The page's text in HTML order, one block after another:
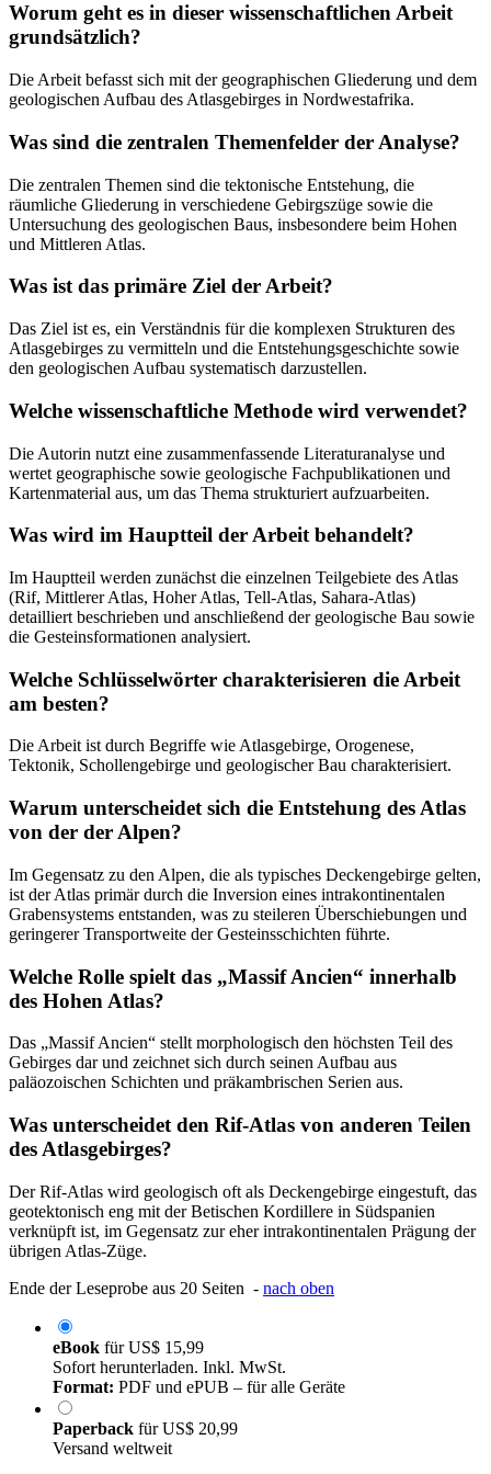
Worum geht es in dieser wissenschaftlichen Arbeit
grundsätzlich?
Die Arbeit befasst sich mit der geographischen Gliederung und dem
geologischen Aufbau des Atlasgebirges in Nordwestafrika.
Was sind die zentralen Themenfelder der Analyse?
Die zentralen Themen sind die tektonische Entstehung, die
räumliche Gliederung in verschiedene Gebirgszüge sowie die
Untersuchung des geologischen Baus, insbesondere beim Hohen
und Mittleren Atlas.
Was ist das primäre Ziel der Arbeit?
Das Ziel ist es, ein Verständnis für die komplexen Strukturen des
Atlasgebirges zu vermitteln und die Entstehungsgeschichte sowie
den geologischen Aufbau systematisch darzustellen.
Welche wissenschaftliche Methode wird verwendet?
Die Autorin nutzt eine zusammenfassende Literaturanalyse und
wertet geographische sowie geologische Fachpublikationen und
Kartenmaterial aus, um das Thema strukturiert aufzuarbeiten.
Was wird im Hauptteil der Arbeit behandelt?
Im Hauptteil werden zunächst die einzelnen Teilgebiete des Atlas
(Rif, Mittlerer Atlas, Hoher Atlas, Tell-Atlas, Sahara-Atlas)
detailliert beschrieben und anschließend der geologische Bau sowie
die Gesteinsformationen analysiert.
Welche Schlüsselwörter charakterisieren die Arbeit
am besten?
Die Arbeit ist durch Begriffe wie Atlasgebirge, Orogenese,
Tektonik, Schollengebirge und geologischer Bau charakterisiert.
Warum unterscheidet sich die Entstehung des Atlas
von der der Alpen?
Im Gegensatz zu den Alpen, die als typisches Deckengebirge gelten,
ist der Atlas primär durch die Inversion eines intrakontinentalen
Grabensystems entstanden, was zu steileren Überschiebungen und
geringerer Transportweite der Gesteinsschichten führte.
Welche Rolle spielt das „Massif Ancien“ innerhalb
des Hohen Atlas?
Das „Massif Ancien“ stellt morphologisch den höchsten Teil des
Gebirges dar und zeichnet sich durch seinen Aufbau aus
paläozoischen Schichten und präkambrischen Serien aus.
Was unterscheidet den Rif-Atlas von anderen Teilen
des Atlasgebirges?
Der Rif-Atlas wird geologisch oft als Deckengebirge eingestuft, das
geotektonisch eng mit der Betischen Kordillere in Südspanien
verknüpft ist, im Gegensatz zur eher intrakontinentalen Prägung der
übrigen Atlas-Züge.
Ende der Leseprobe aus 20 Seiten - nach oben
eBook fürUS$ 15,99
Sofort herunterladen. Inkl. MwSt.
Format: PDF und ePUB – für alle Geräte
Paperback fürUS$ 20,99
Versand weltweit